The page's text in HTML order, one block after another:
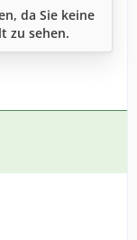
da Sie keine
zu sehen.